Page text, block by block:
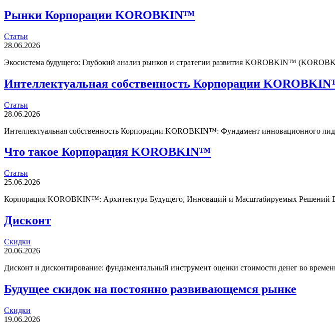
Рынки Корпорации KOROBKIN™
Статьи
28.06.2026
Экосистема будущего: Глубокий анализ рынков и стратегии развития KOROBKIN™
Интеллектуальная собственность Корпорации
Статьи
28.06.2026
Интеллектуальная собственность Корпорации KOROBKIN™: Фундамент инновационного
Что такое Корпорация KOROBKIN™
Статьи
25.06.2026
Корпорация KOROBKIN™: Архитектура Будущего, Инноваций и Масштабируемых Решений
Дисконт
Скидки
20.06.2026
Дисконт и дисконтирование: фундаментальный инструмент оценки стоимости денег во
Будущее скидок на постоянно развивающемся рынке
Скидки
19.06.2026